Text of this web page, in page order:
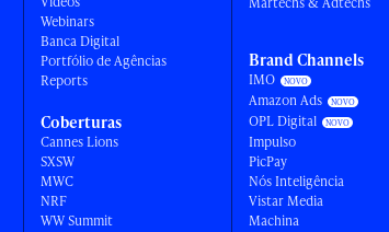
Webinars
Banca Digital
Portfólio de Agências
Reports
Coberturas
Cannes Lions
SXSW
MWC
NRF
WW Summit
Brand Channels
IMO
Amazon Ads
OPL Digital
Impulso
PicPay
Nós Inteligência
Vistar Media
Machina